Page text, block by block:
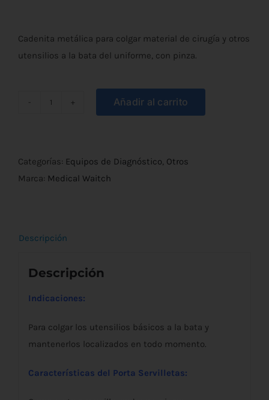
Cadenita metálica para colgar material de cirugía y otros
utensilios a la bata del uniforme, con pinza.
c/anilla
y
cantidad
Añadir al carrito
Categorías: Equipos de Diagnóstico Otros
Marca: Medical Waitch
Descripción
Descripción
Indicaciones:
Para colgar los utensilios básicos a la bata y
mantenerlos localizados en todo momento.
Características del Porta Servilletas: